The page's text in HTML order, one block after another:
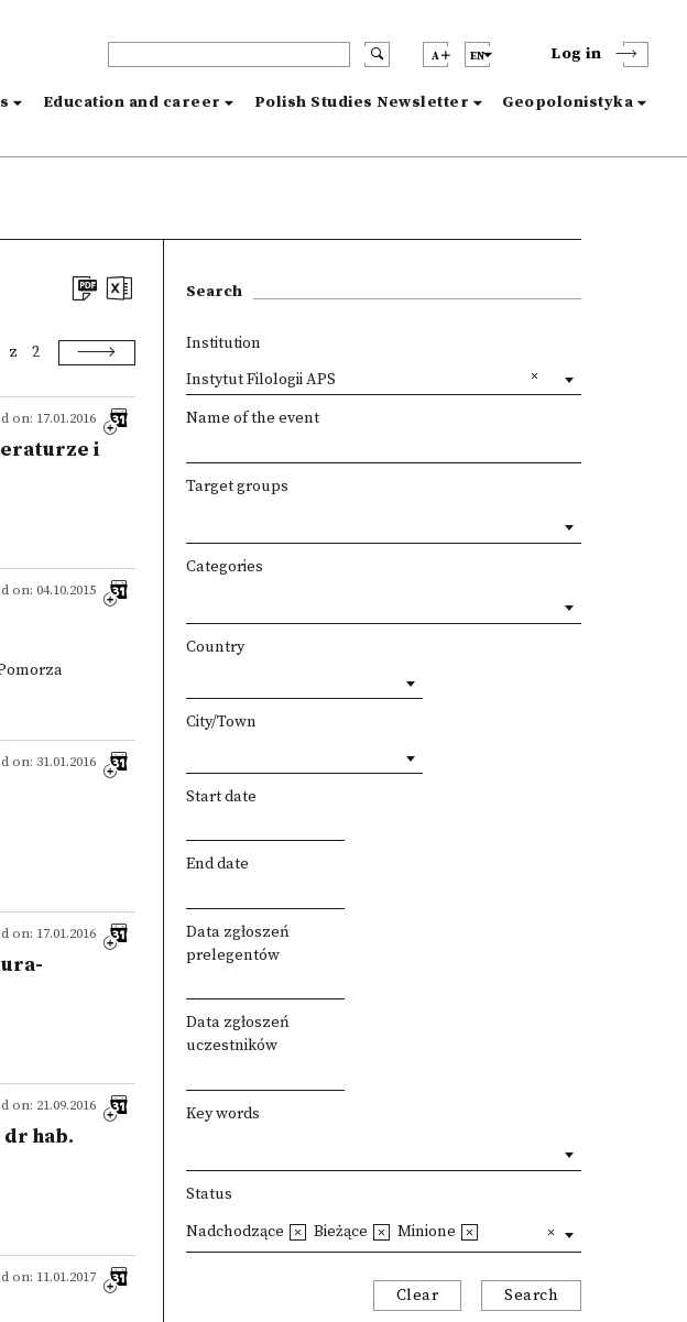
A EN Log in
Education and career Polish Studies Newsletter Geopolonistyka
z 2
on: 17.01.2016
i
on: 04.10.2015
on: 31.01.2016
on: 17.01.2016
on: 21.09.2016
hab.
on: 11.01.2017
Search
Institution
Instytut Filologii APS
Name of the event
Target groups
Categories
Country
City/Town
Start date
End date
Data zgłoszeń
prelegentów
Data zgłoszeń
uczestników
Key words
Status
Nadchodzące Bieżące Minione
Clear Search